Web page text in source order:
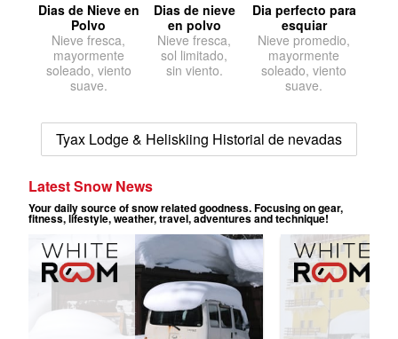
Dias de Nieve en
Polvo
Nieve fresca,
mayormente
soleado, viento
suave.
Dias de nieve
en polvo
Nieve fresca,
sol limitado,
sin viento.
Dia perfecto para
esquiar
Nieve promedio,
mayormente
soleado, viento
suave.
Tyax Lodge & Heliskiing Historial de nevadas